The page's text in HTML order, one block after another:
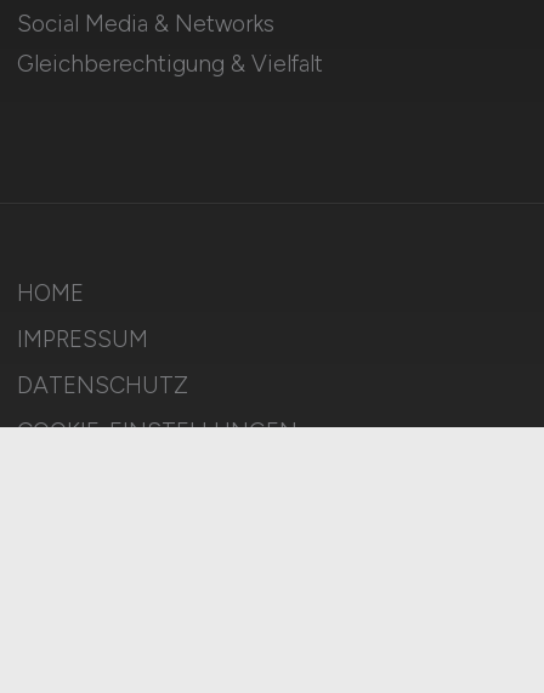
Social Media & Networks
Gleichberechtigung & Vielfalt
HOME
IMPRESSUM
DATENSCHUTZ
COOKIE-EINSTELLUNGEN